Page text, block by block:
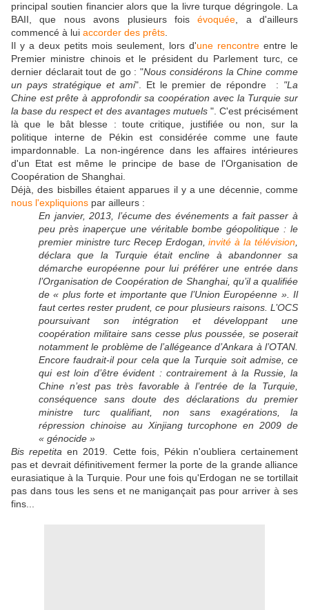
principal soutien financier alors que la livre turque dégringole. La
BAII, que nous avons plusieurs foisévoquée , a d'ailleurs
commencé à lui accorder des prêts
Il y a deux petits mois seulement, lors d'une rencontre entre le
Premier ministre chinois et le président du Parlement turc, ce
dernier déclarait tout de go : "Nous considérons la Chine comme
un pays stratégique et ami". Et le premier de répondre : "La
Chine est prête à approfondir sa coopération avec la Turquie sur
la base du respect et des avantages mutuels". C'est précisément
là que le bât blesse : toute critique, justifiée ou non, sur la
politique interne de Pékin est considérée comme une faute
impardonnable. La non-ingérence dans les affaires intérieures
d'un Etat est même le principe de base de l'Organisation de
Coopération de Shanghai.
Déjà, des bisbilles étaient apparues il y a une décennie, comme
nous l'expliquions par ailleurs :
En janvier, 2013, l’écume des événements a fait passer à
peu près inaperçue une véritable bombe géopolitique : le
premier ministre turc Recep Erdogan,invité à la télévision
déclara que la Turquie était encline à abandonner sa
démarche européenne pour lui préférer une entrée dans
l’Organisation de Coopération de Shanghai, qu’il a qualifiée
de « plus forte et importante que l’Union Européenne ». Il
faut certes rester prudent, ce pour plusieurs raisons. L’OCS
poursuivant son intégration et développant une
coopération militaire sans cesse plus poussée, se poserait
notamment le problème de l’allégeance d’Ankara à l’OTAN.
Encore faudrait-il pour cela que la Turquie soit admise, ce
qui est loin d’être évident : contrairement à la Russie, la
Chine n’est pas très favorable à l’entrée de la Turquie,
conséquence sans doute des déclarations du premier
ministre turc qualifiant, non sans exagérations, la
répression chinoise au Xinjiang turcophone en 2009 de
« génocide »
Bis repetita en 2019. Cette fois, Pékin n'oubliera certainement
pas et devrait définitivement fermer la porte de la grande alliance
eurasiatique à la Turquie. Pour une fois qu'Erdogan ne se tortillait
pas dans tous les sens et ne manigançait pas pour arriver à ses
fins...